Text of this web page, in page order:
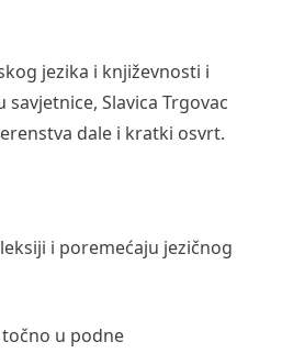
jezika i književnosti i
Slavica Trgovac
dale i kratki osvrt.
i poremećaju jezičnog
točno u podne